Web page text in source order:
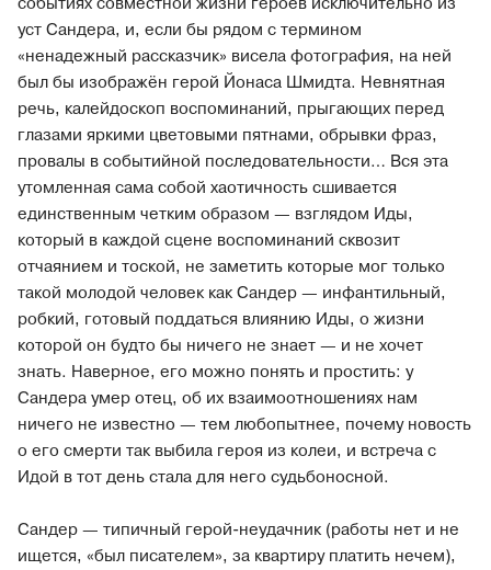
уст Сандера, и, если бы рядом с термином
«ненадежный рассказчик» висела фотография, на ней
был бы изображён герой Йонаса Шмидта. Невнятная
речь, калейдоскоп воспоминаний, прыгающих перед
глазами яркими цветовыми пятнами, обрывки фраз,
провалы в событийной последовательности… Вся эта
утомленная сама собой хаотичность сшивается
единственным четким образом — взглядом Иды,
который в каждой сцене воспоминаний сквозит
отчаянием и тоской, не заметить которые мог только
такой молодой человек как Сандер — инфантильный,
робкий, готовый поддаться влиянию Иды, о жизни
которой он будто бы ничего не знает — и не хочет
знать. Наверное, его можно понять и простить: у
Сандера умер отец, об их взаимоотношениях нам
ничего не известно — тем любопытнее, почему новость
о его смерти так выбила героя из колеи, и встреча с
Идой в тот день стала для него судьбоносной.
Сандер — типичный герой-неудачник (работы нет и не
ищется, «был писателем», за квартиру платить нечем),